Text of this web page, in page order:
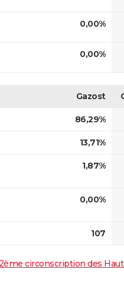
0,00%
0,00%
Gazost
86,29%
13,71%
1,87%
0,00%
107
circonscription des